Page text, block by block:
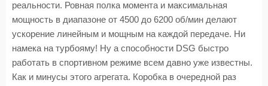
реальности. Ровная полка момента и максимальная
мощность в диапазоне от 4500 до 6200 об/мин делают
ускорение линейным и мощным на каждой передаче. Ни
намека на турбояму! Ну а способности DSG быстро
работать в спортивном режиме всем давно уже известны.
Как и минусы этого агрегата. Коробка в очередной раз